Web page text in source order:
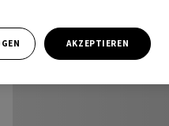
AKZEPTIEREN